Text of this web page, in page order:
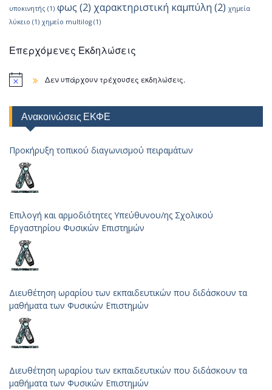
υποκινητής (1) φως (2) χαρακτηριστική καμπύλη (2) χημεία
λύκειο (1) χημείο multilog (1)
Επερχόμενες Εκδηλώσεις
Δεν υπάρχουν τρέχουσες εκδηλώσεις.
Ανακοινώσεις ΕΚΦΕ
Προκήρυξη τοπικού διαγωνισμού πειραμάτων
Επιλογή και αρμοδιότητες Υπεύθυνου/ης Σχολικού
Εργαστηρίου Φυσικών Επιστημών
Διευθέτηση ωραρίου των εκπαιδευτικών που διδάσκουν τα
μαθήματα των Φυσικών Επιστημών
Διευθέτηση ωραρίου των εκπαιδευτικών που διδάσκουν τα
μαθήματα των Φυσικών Επιστημών